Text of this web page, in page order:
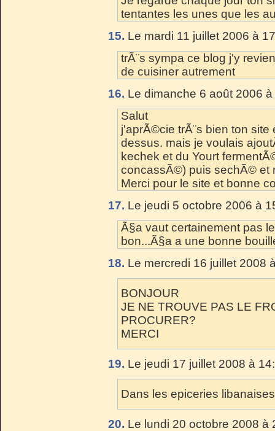
tentantes les unes que les
15. Le mardi 11 juillet 2006 à
trÃ¨s sympa ce blog j'y
de cuisiner autrement
16. Le dimanche 6 août 2006
Salut
j'aprÃ©cie trÃ¨s bien ton
dessus. mais je voulais
kechek et du Yourt
concassÃ©) puis sechÃ© et
Merci pour le site et bonne
17. Le jeudi 5 octobre 2006 à
Ã§a vaut certainement pas
bon...Ã§a a une bonne
18. Le mercredi 16 juillet 2008
BONJOUR
JE NE TROUVE PAS LE
PROCURER?
MERCI
19. Le jeudi 17 juillet 2008 à
Dans les epiceries libanaises
20. Le lundi 20 octobre 2008 à